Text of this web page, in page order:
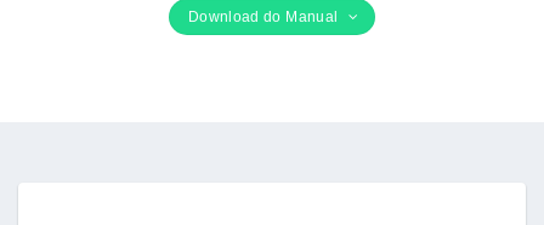
Download do Manual